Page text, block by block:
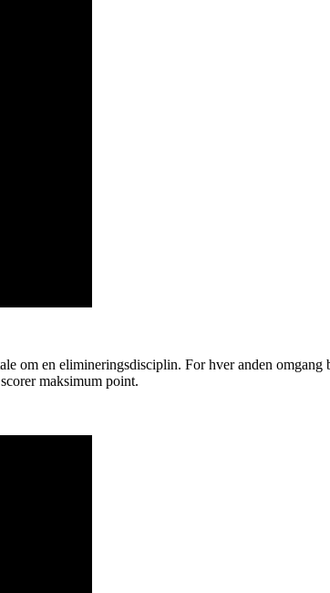
om en elimineringsdisciplin. For hver anden
maksimum point.